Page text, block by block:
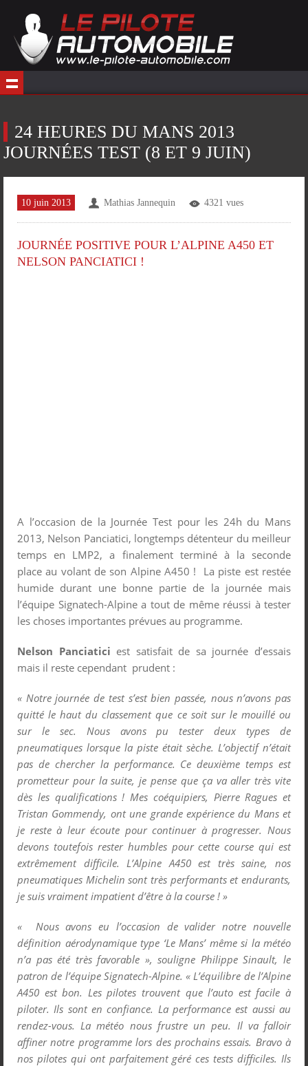
24 HEURES DU MANS 2013
JOURNÉES TEST (8 ET 9 JUIN)
10 juin 2013 Mathias Jannequin 4321 vues
JOURNÉE POSITIVE POUR L’ALPINE A450 ET
NELSON PANCIATICI !
A l’occasion de la Journée Test pour les 24h du Mans
2013, Nelson Panciatici, longtemps détenteur du meilleur
temps en LMP2, a finalement terminé à la seconde
place au volant de son Alpine A450 ! La piste est restée
humide durant une bonne partie de la journée mais
l’équipe Signatech-Alpine a tout de même réussi à tester
les choses importantes prévues au programme.
Nelson Panciatici est satisfait de sa journée d’essais
mais il reste cependant prudent :
« Notre journée de test s’est bien passée, nous n’avons pas
quitté le haut du classement que ce soit sur le mouillé ou
sur le sec. Nous avons pu tester deux types de
pneumatiques lorsque la piste était sèche. L’objectif n’était
pas de chercher la performance. Ce deuxième temps est
prometteur pour la suite, je pense que ça va aller très vite
dès les qualifications ! Mes coéquipiers, Pierre Ragues et
Tristan Gommendy, ont une grande expérience du Mans et
je reste à leur écoute pour continuer à progresser. Nous
devons toutefois rester humbles pour cette course qui est
extrêmement difficile. L’Alpine A450 est très saine, nos
pneumatiques Michelin sont très performants et endurants,
je suis vraiment impatient d’être à la course ! »
« Nous avons eu l’occasion de valider notre nouvelle
définition aérodynamique type ‘Le Mans’ même si la météo
n’a pas été très favorable », souligne Philippe Sinault, le
patron de l’équipe Signatech-Alpine. « L’équilibre de l’Alpine
A450 est bon. Les pilotes trouvent que l’auto est facile à
piloter. Ils sont en confiance. La performance est aussi au
rendez-vous. La météo nous frustre un peu. Il va falloir
affiner notre programme lors des prochains essais. Bravo à
nos pilotes qui ont parfaitement géré ces tests difficiles. Ils